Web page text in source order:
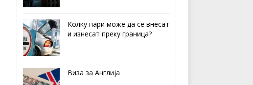
Колку пари може да се внесат
и изнесат преку граница?
Виза за Англија